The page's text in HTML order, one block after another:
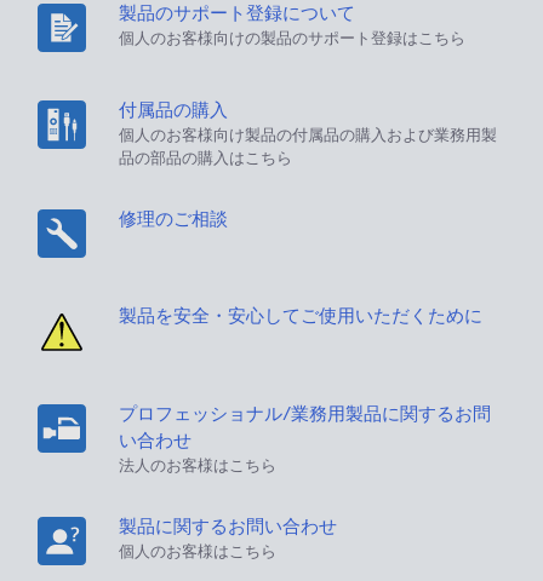
製品のサポート登録について
個人のお客様向けの製品のサポート登録はこちら
付属品の購入
個人のお客様向け製品の付属品の購入および業務用製
品の部品の購入はこちら
修理のご相談
製品を安全・安心してご使用いただくために
プロフェッショナル/業務用製品に関するお問
い合わせ
法人のお客様はこちら
製品に関するお問い合わせ
個人のお客様はこちら